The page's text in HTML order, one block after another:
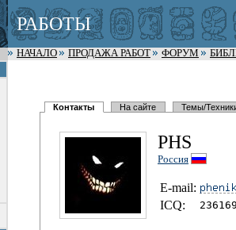
РАБОТЫ
НАЧАЛО ПРОДАЖА РАБОТ ФОРУМ
Контакты На сайте Темы/
PHS
Россия
E-mail:
ICQ: